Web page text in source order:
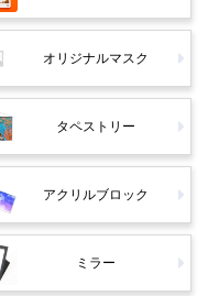
オリジナルマスク
タペストリー
アクリルブロック
ミラー